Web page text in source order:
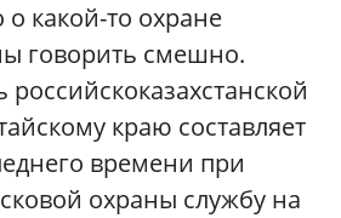
о какой-то охране
говорить смешно.
краю составляет
времени при
охраны службу на